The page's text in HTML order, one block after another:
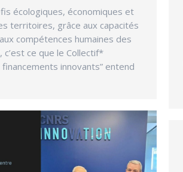
écologiques, économiques et
territoires, grâce aux capacités
compétences humaines des
c’est ce que le Collectif*
innovants” entend